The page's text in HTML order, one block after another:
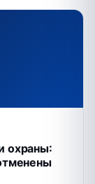
охраны: